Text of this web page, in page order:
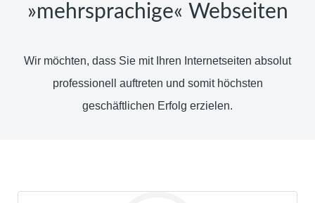
»mehrsprachige« Webseiten
Wir möchten, dass Sie mit Ihren Internetseiten absolut
professionell auftreten und somit höchsten
geschäftlichen Erfolg erzielen.